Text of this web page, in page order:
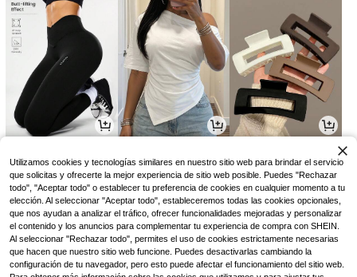
Utilizamos cookies y tecnologías similares en nuestro sitio web para brindar el servicio
que solicitas y ofrecerte la mejor experiencia de sitio web posible. Puedes "Rechazar
todo", "Aceptar todo" o establecer tu preferencia de cookies en cualquier momento a tu
elección. Al seleccionar "Aceptar todo", estableceremos todas las cookies opcionales,
que nos ayudan a analizar el tráfico, ofrecer funcionalidades mejoradas y personalizar
el contenido y los anuncios para complementar tu experiencia de compra con SHEIN.
Al seleccionar "Rechazar todo", permites el uso de cookies estrictamente necesarias
que hacen que nuestro sitio web funcione. Puedes desactivarlas cambiando la
configuración de tu navegador, pero esto puede afectar el funcionamiento del sitio web.